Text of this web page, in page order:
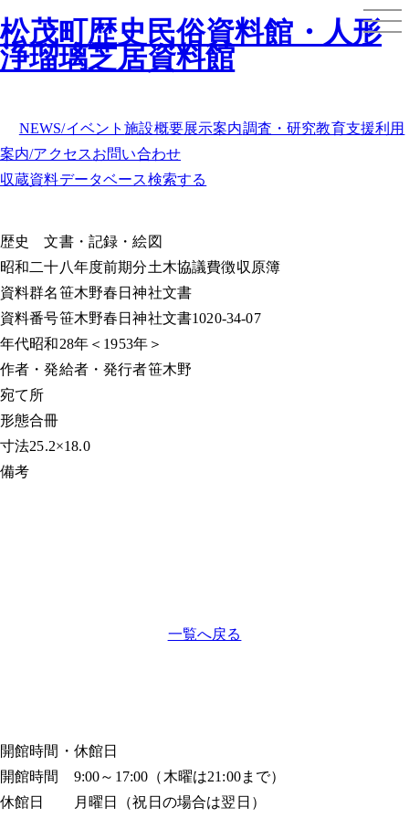
松茂町歴史民俗資料館・人形
浄瑠璃芝居資料館
NEWS/イベント施設概要展示案内調査・研究教育支援利用
案内/アクセスお問い合わせ
収蔵資料データベース検索する
歴史
文書・記録・絵図
昭和二十八年度前期分土木協議費徴収原簿
資料群名笹木野春日神社文書
資料番号笹木野春日神社文書1020-34-07
年代昭和28年＜1953年＞
作者・発給者・発行者笹木野
宛て所
形態合冊
寸法25.2×18.0
備考
一覧へ戻る
開館時間・休館日
開館時間 9:00～17:00（木曜は21:00まで）
休館日 月曜日（祝日の場合は翌日）